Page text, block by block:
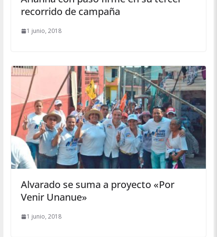
recorrido de campaña
1 junio, 2018
Alvarado se suma a proyecto «Por
Venir Unanue»
1 junio, 2018